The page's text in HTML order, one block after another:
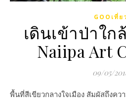
GOOเที่ย
เดินเข้าป่าใก
Naiipa Art
09/05/
พื้นที่สีเขียวกลางใจเมือง สัมผัสถึงค